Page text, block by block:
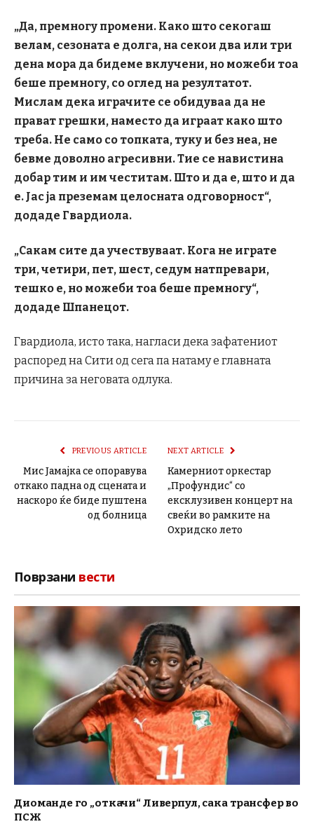
„Да, премногу промени. Како што секогаш
велам, сезоната е долга, на секои два или три
дена мора да бидеме вклучени, но можеби тоа
беше премногу, со оглед на резултатот.
Мислам дека играчите се обидуваа да не
прават грешки, наместо да играат како што
треба. Не само со топката, туку и без неа, не
бевме доволно агресивни. Тие се навистина
добар тим и им честитам. Што и да е, што и да
е. Јас ја преземам целосната одговорност“,
додаде Гвардиола.
„Сакам сите да учествуваат. Кога не играте
три, четири, пет, шест, седум натпревари,
тешко е, но можеби тоа беше премногу“,
додаде Шпанецот.
Гвардиола, исто така, нагласи дека зафатениот
распоред на Сити од сега па натаму е главната
причина за неговата одлука.
PREVIOUS ARTICLE
Мис Јамајка се опоравува
откако падна од сцената и
наскоро ќе биде пуштена
од болница
NEXT ARTICLE
Камерниот оркестар
„Профундис“ со
ексклузивен концерт на
свеќи во рамките на
Охридско лето
Поврзани вести
Диоманде го „откачи“ Ливерпул, сака трансфер во
ПСЖ